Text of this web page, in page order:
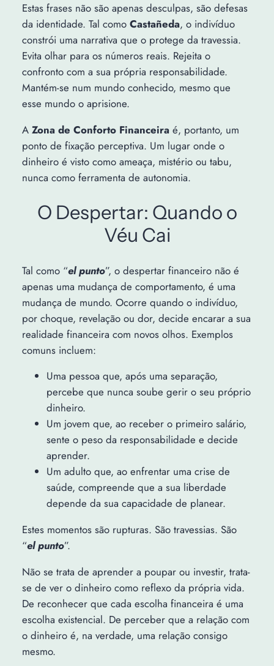
Estas frases não são apenas desculpas, são defesas
da identidade. Tal como Castañeda, o indivíduo
constrói uma narrativa que o protege da travessia.
Evita olhar para os números reais. Rejeita o
confronto com a sua própria responsabilidade.
Mantém-se num mundo conhecido, mesmo que
esse mundo o aprisione.
A Zona de Conforto Financeiraé, portanto, um
ponto de fixação perceptiva. Um lugar onde o
dinheiro é visto como ameaça, mistério ou tabu,
nunca como ferramenta de autonomia.
O Despertar: Quando o
Véu Cai
Tal como “el punto”, o despertar financeiro não é
apenas uma mudança de comportamento, é uma
mudança de mundo. Ocorre quando o indivíduo,
por choque, revelação ou dor, decide encarar a sua
realidade financeira com novos olhos. Exemplos
comuns incluem:
Uma pessoa que, após uma separação,
percebe que nunca soube gerir o seu próprio
dinheiro.
Um jovem que, ao receber o primeiro salário,
sente o peso da responsabilidade e decide
aprender.
Um adulto que, ao enfrentar uma crise de
saúde, compreende que a sua liberdade
depende da sua capacidade de planear.
Estes momentos são rupturas. São travessias. São
“el punto”.
Não se trata de aprender a poupar ou investir, trata-
se de ver o dinheiro como reflexo da própria vida.
De reconhecer que cada escolha financeira é uma
escolha existencial. De perceber que a relação com
o dinheiro é, na verdade, uma relação consigo
mesmo.